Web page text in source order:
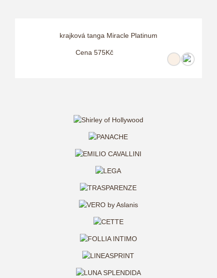
krajková tanga Miracle Platinum
Cena 575Kč